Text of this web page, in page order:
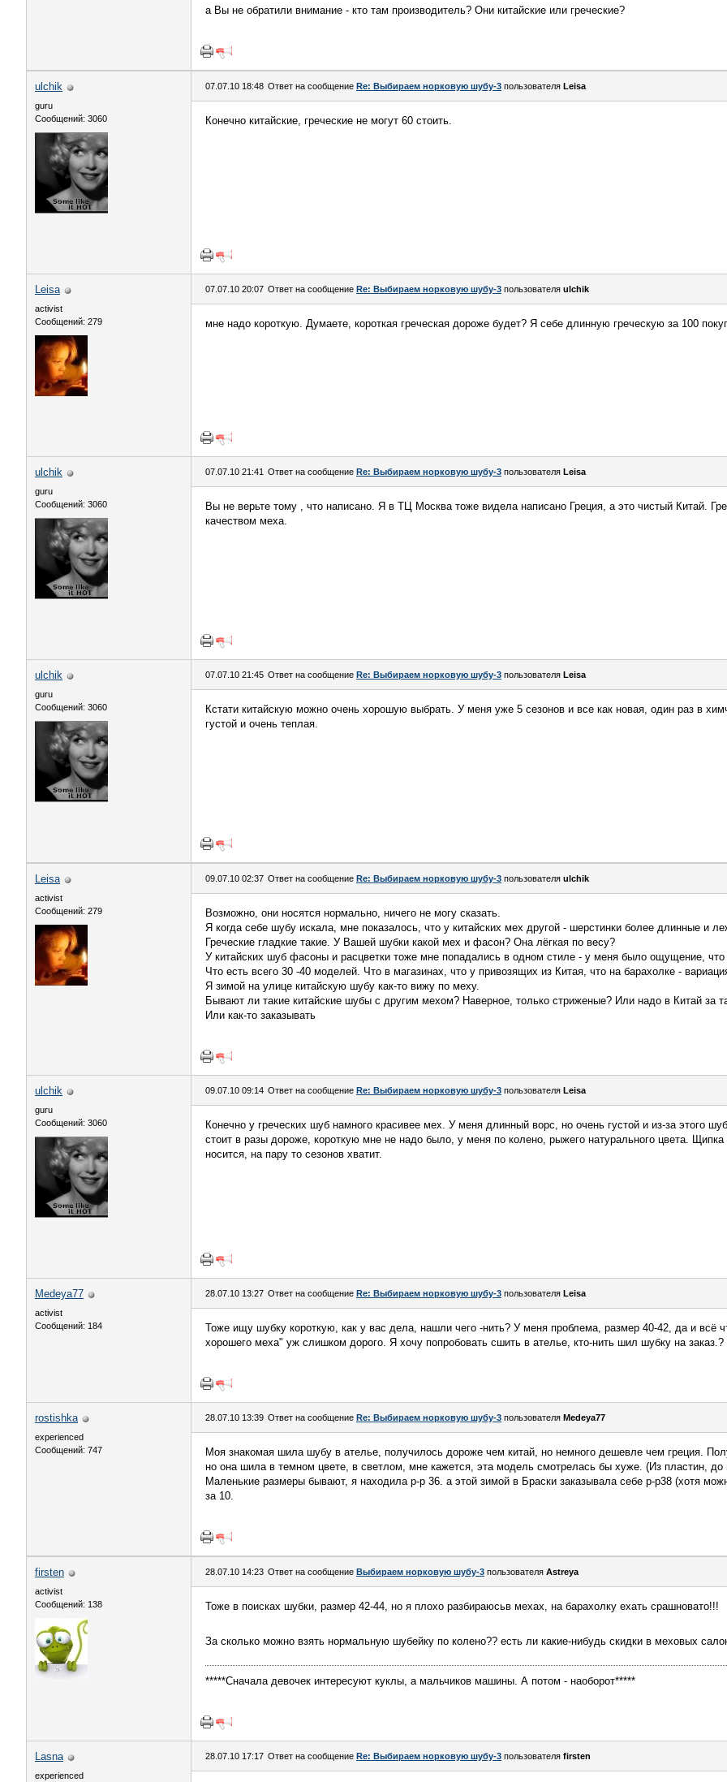
а Вы не обратили внимание - кто там производитель? Они китайские или греческие?
ulchik
guru
Сообщений: 3060
07.07.10 18:48 Ответ на сообщение Re: Выбираем норковую шубу-3 пользователя Leisa
Конечно китайские, греческие не могут 60 стоить.
Leisa
activist
Сообщений: 279
07.07.10 20:07 Ответ на сообщение Re: Выбираем норковую шубу-3 пользователя ulchik
мне надо короткую. Думаете, короткая греческая дороже будет? Я себе длинную греческую за 100
ulchik
guru
Сообщений: 3060
07.07.10 21:41 Ответ на сообщение Re: Выбираем норковую шубу-3 пользователя Leisa
Вы не верьте тому , что написано. Я в ТЦ Москва тоже видела написано Греция, а это чистый Китай.
качеством меха.
ulchik
guru
Сообщений: 3060
07.07.10 21:45 Ответ на сообщение Re: Выбираем норковую шубу-3 пользователя Leisa
Кстати китайскую можно очень хорошую выбрать. У меня уже 5 сезонов и все как новая, один раз в
густой и очень теплая.
Leisa
activist
Сообщений: 279
09.07.10 02:37 Ответ на сообщение Re: Выбираем норковую шубу-3 пользователя ulchik
Возможно, они носятся нормально, ничего не могу сказать.
Я когда себе шубу искала, мне показалось, что у китайских мех другой - шерстинки более длинные и
Греческие гладкие такие. У Вашей шубки какой мех и фасон? Она лёгкая по весу?
У китайских шуб фасоны и расцветки тоже мне попадались в одном стиле - у меня было ощущение, что
Что есть всего 30 -40 моделей. Что в магазинах, что у привозящих из Китая, что на барахолке -
Я зимой на улице китайскую шубу как-то вижу по меху.
Бывают ли такие китайские шубы с другим мехом? Наверное, только стриженые? Или надо в Китай за
Или как-то заказывать
ulchik
guru
Сообщений: 3060
09.07.10 09:14 Ответ на сообщение Re: Выбираем норковую шубу-3 пользователя Leisa
Конечно у греческих шуб намного красивее мех. У меня длинный ворс, но очень густой и из-за этого
стоит в разы дороже, короткую мне не надо было, у меня по колено, рыжего натурального цвета. Щипка
носится, на пару то сезонов хватит.
Medeya77
activist
Сообщений: 184
28.07.10 13:27 Ответ на сообщение Re: Выбираем норковую шубу-3 пользователя Leisa
Тоже ищу шубку короткую, как у вас дела, нашли чего -нить? У меня проблема, размер 40-42, да и всё
хорошего меха" уж слишком дорого. Я хочу попробовать сшить в ателье, кто-нить шил шубку на заказ.?
rostishka
experienced
Сообщений: 747
28.07.10 13:39 Ответ на сообщение Re: Выбираем норковую шубу-3 пользователя Medeya77
Моя знакомая шила шубу в ателье, получилось дороже чем китай, но немного дешевле чем греция.
но она шила в темном цвете, в светлом, мне кажется, эта модель смотрелась бы хуже. (Из пластин, до
Маленькие размеры бывают, я находила р-р 36. а этой зимой в Браски заказывала себе р-р38 (хотя
за 10.
firsten
activist
Сообщений: 138
28.07.10 14:23 Ответ на сообщение Выбираем норковую шубу-3 пользователя Astreya
Тоже в поисках шубки, размер 42-44, но я плохо разбираюсьв мехах, на барахолку ехать срашновато!!!
За сколько можно взять нормальную шубейку по колено?? есть ли какие-нибудь скидки в меховых
*****Сначала девочек интересуют куклы, а мальчиков машины. А потом - наоборот*****
Lasna
experienced
28.07.10 17:17 Ответ на сообщение Re: Выбираем норковую шубу-3 пользователя firsten